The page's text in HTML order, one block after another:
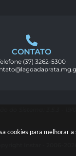
cookies para melhorar
CONTATO
(37) 3262-5300